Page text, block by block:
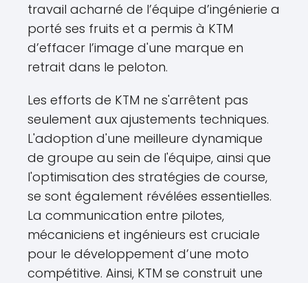
travail acharné de l’équipe d’ingénierie a
porté ses fruits et a permis à KTM
d’effacer l’image d'une marque en
retrait dans le peloton.
Les efforts de KTM ne s'arrêtent pas
seulement aux ajustements techniques.
L'adoption d'une meilleure dynamique
de groupe au sein de l'équipe, ainsi que
l'optimisation des stratégies de course,
se sont également révélées essentielles.
La communication entre pilotes,
mécaniciens et ingénieurs est cruciale
pour le développement d’une moto
compétitive. Ainsi, KTM se construit une